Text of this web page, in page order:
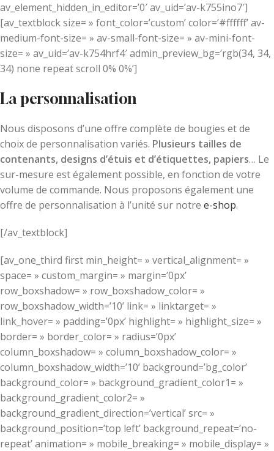
av_element_hidden_in_editor=’0′ av_uid=’av-k755ino7′]
[av_textblock size= » font_color=’custom’ color=’#ffffff’ av-
medium-font-size= » av-small-font-size= » av-mini-font-
size= » av_uid=’av-k754hrf4′ admin_preview_bg=’rgb(34, 34,
34) none repeat scroll 0% 0%’]
La personnalisation
Nous disposons d’une offre complète de bougies et de
choix de personnalisation variés. Plusieurs tailles de
contenants, designs d’étuis et d’étiquettes, papiers… Le
sur-mesure est également possible, en fonction de votre
volume de commande. Nous proposons également une
offre de personnalisation à l’unité sur notre e-shop.
[/av_textblock]
[av_one_third first min_height= » vertical_alignment= »
space= » custom_margin= » margin=’0px’
row_boxshadow= » row_boxshadow_color= »
row_boxshadow_width=’10’ link= » linktarget= »
link_hover= » padding=’0px’ highlight= » highlight_size= »
border= » border_color= » radius=’0px’
column_boxshadow= » column_boxshadow_color= »
column_boxshadow_width=’10’ background=’bg_color’
background_color= » background_gradient_color1= »
background_gradient_color2= »
background_gradient_direction=’vertical’ src= »
background_position=’top left’ background_repeat=’no-
repeat’ animation= » mobile_breaking= » mobile_display= »